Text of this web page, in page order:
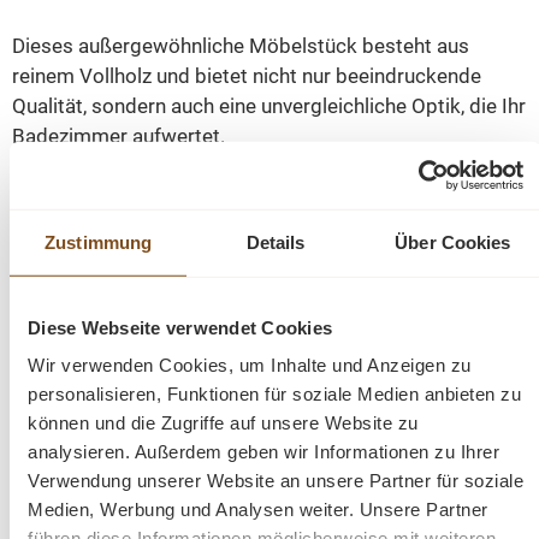
Zustimmung Details Über Cookies
Diese Webseite verwendet Cookies
Wir verwenden Cookies, um Inhalte und Anzeigen zu
personalisieren, Funktionen für soziale Medien anbieten zu
können und die Zugriffe auf unsere Website zu
analysieren. Außerdem geben wir Informationen zu Ihrer
Verwendung unserer Website an unsere Partner für soziale
Medien, Werbung und Analysen weiter. Unsere Partner
Dieses außergewöhnliche Möbelstück besteht aus
reinem Vollholz und bietet nicht nur beeindruckende
Qualität, sondern auch eine unvergleichliche Optik, die Ihr
Badezimmer aufwertet.
Jedes Detail dieses Badezimmertisches wurde von
Die äußerst solide Konstruktion verspricht eine
langanhaltende Nutzungsdauer und absolute
Zuverlässigkeit.
Harmonie von Funktionalität und Design
Unser Badezimmertisch bietet großzügigen Stauraum